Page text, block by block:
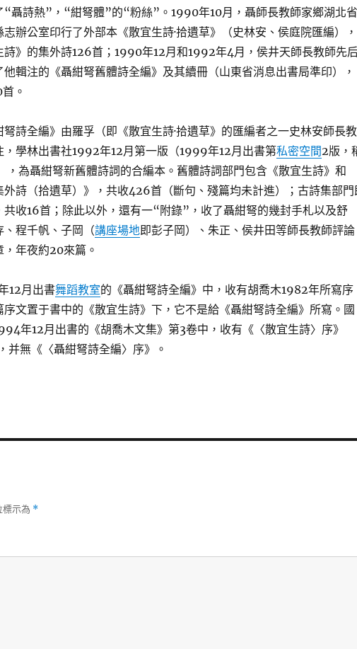
“聶詩熱”，“紺弩體”的“粉絲”。1990年10月，聶師長教師家鄉湖北省
志辦公室印行了外部本《散宜生詩·拾遺草》（史林安、侯庭院匯編），
詩》的集外詩126首；1990年12月和1992年4月，侯井天師長教師先
他輯注的《聶紺弩舊體詩全編》及其續冊（山東省消息出書局準印），
。
弩詩全編》由羅孚（即《散宜生詩·拾遺草》的匯編者之一史林安師長教
，學林出書社1992年12月第一版（1999年12月出書第私密空間2版，
，為聶紺弩新舊體詩詞的合編本。舊體詩詞部門包含《散宜生詩》和
外詩（拾遺草）》，共收426首（斷句、殘篇均未計進）；古詩集部門
共收16首；除此以外，還有一“附錄”，收了聶紺弩的幾封手札以及舒
、程千帆、子岡（講座場地即彭子岡）、朱正、侯井田等師長教師評論
年夜約20來篇。
12月出書舞蹈教室的《聶紺弩詩全編》中，收有胡喬木1982年所寫序
序文置于書中的《散宜生詩》下，它不是給《聶紺弩詩全編》所寫。國
年12月出書的《胡喬木文集》第3卷中，收有《〈散宜生詩〉序》
并無《〈聶紺弩詩全編〉序》。
標示為 *